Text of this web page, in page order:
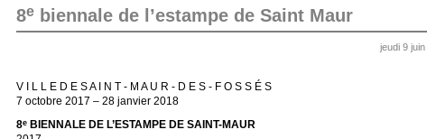
8e biennale de l’estampe de Saint Maur
jeudi 9
V I L L E D E S A I N T - M A U R - D E S - F O S S É S
7 octobre 2017 – 28 janvier 2018
8e BIENNALE DE L’ESTAMPE DE SAINT-MAUR